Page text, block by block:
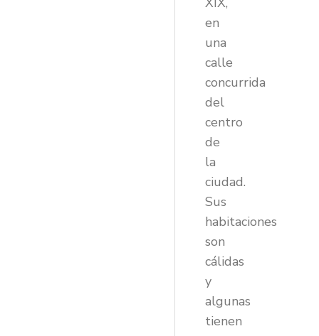
en
una
calle
concurrida
del
centro
de
la
ciudad.
Sus
habitaciones
son
cálidas
y
algunas
tienen